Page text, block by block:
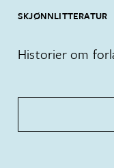
SKJØNNLITTERATUR
Historier om